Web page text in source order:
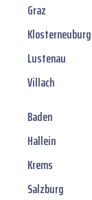
Graz
Klosterneuburg
Lustenau
Villach
Baden
Hallein
Krems
Salzburg